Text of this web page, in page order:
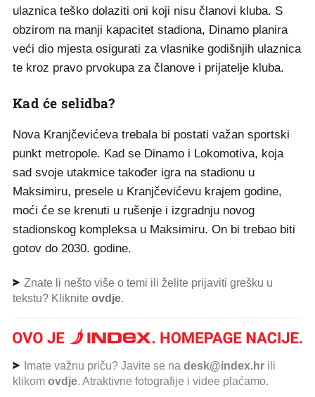
ulaznica teško dolaziti oni koji nisu članovi kluba. S
obzirom na manji kapacitet stadiona, Dinamo planira
veći dio mjesta osigurati za vlasnike godišnjih ulaznica
te kroz pravo prvokupa za članove i prijatelje kluba.
Kad će selidba?
Nova Kranjčevićeva trebala bi postati važan sportski
punkt metropole. Kad se Dinamo i Lokomotiva, koja
sad svoje utakmice također igra na stadionu u
Maksimiru, presele u Kranjčevićevu krajem godine,
moći će se krenuti u rušenje i izgradnju novog
stadionskog kompleksa u Maksimiru. On bi trebao biti
gotov do 2030. godine.
Znate li nešto više o temi ili želite prijaviti grešku u
tekstu? Kliknite ovdje.
Imate važnu priču? Javite se na desk@index.hr ili
klikom ovdje. Atraktivne fotografije i videe plaćamo.